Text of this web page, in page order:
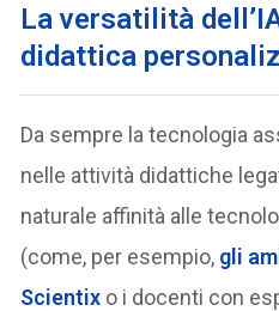
La versatilità
didattica
Da sempre la tecnologia
nelle attività didattiche
naturale affinità alle
(come, per esempio, gli
Scientix o i docenti con